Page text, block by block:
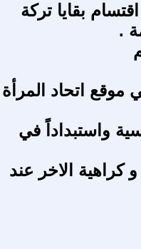
بقايا تركة
.
موقع اتحاد المرأة
واستبداداً في
و كراهية الاخر عند